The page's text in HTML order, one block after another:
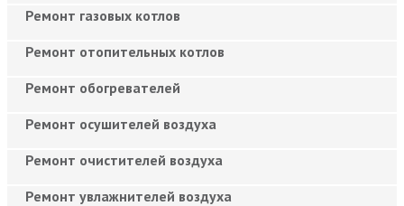
Ремонт газовых котлов
Ремонт отопительных котлов
Ремонт обогревателей
Ремонт осушителей воздуха
Ремонт очистителей воздуха
Ремонт увлажнителей воздуха